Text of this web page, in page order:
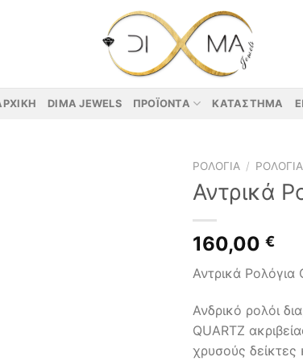
DIMA JEWELS ΠΡΟΪΌΝΤΑ ΚΑΤΆΣΤΗΜΑ
ΡΟΛΌΓΙΑ /
Αντρικά
160,00 €
Αντρικά Ρολόγια
Ανδρικό ρολόι
QUARTZ
χρυσούς δείκτες